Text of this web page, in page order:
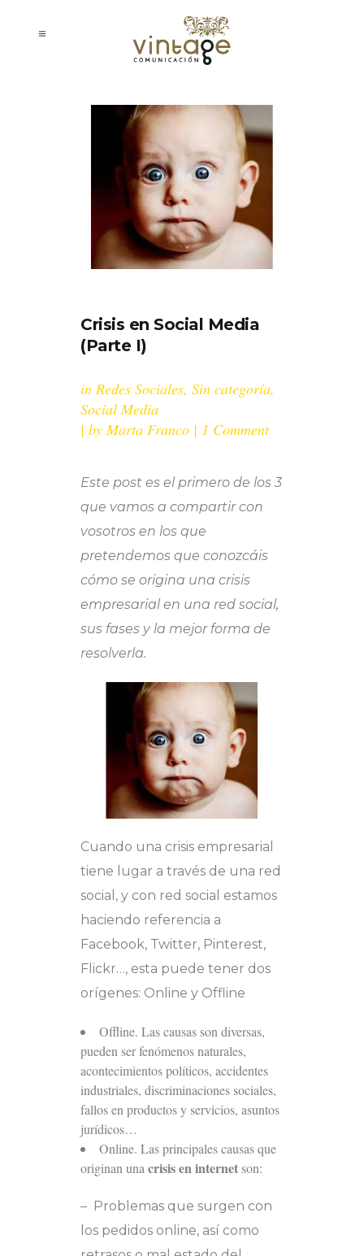
Crisis en Social Media
(Parte I)
in Redes Sociales, Sin categoría,
Social Media
by Marta Franco 1 Comment
Este post es el primero de los 3
que vamos a compartir con
vosotros en los que
pretendemos que conozcáis
cómo se origina una crisis
empresarial en una red social,
sus fases y la mejor forma de
resolverla.
Cuando una crisis empresarial
tiene lugar a través de una red
social, y con red social estamos
haciendo referencia a
Facebook, Twitter, Pinterest,
Flickr…, esta puede tener dos
orígenes: Online y Offline
Offline. Las causas son diversas,
pueden ser fenómenos naturales,
acontecimientos políticos, accidentes
industriales, discriminaciones sociales,
fallos en productos y servicios, asuntos
jurídicos…
Online. Las principales causas que
originan una crisis en internet son:
– Problemas que surgen con
los pedidos online, así como